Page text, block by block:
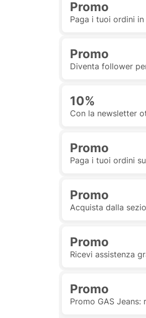
Promo
Paga i tuoi ordini
Promo
Diventa follower
10%
Con la newsletter
Promo
Paga i tuoi ordini
Promo
Acquista dalla
Promo
Ricevi assistenza
Promo
Promo GAS